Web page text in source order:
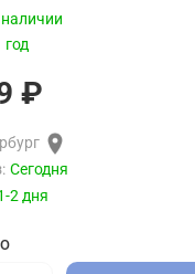
год
₽
Сегодня
2 дня